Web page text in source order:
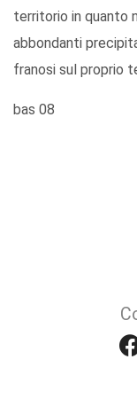
territorio in quanto
abbondanti
franosi sul proprio
bas 08